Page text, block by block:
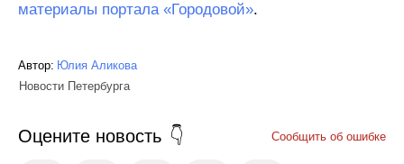
материалы портала «Городовой».
Автор: Юлия Аликова
Новости Петербурга
Оцените новость Сообщить об ошибке